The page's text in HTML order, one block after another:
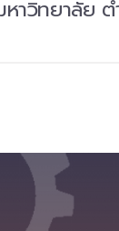
าวิทยาลัย ต